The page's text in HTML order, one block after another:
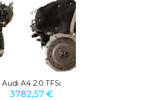
Audi A4 2.0 TFSi
3782,57 €